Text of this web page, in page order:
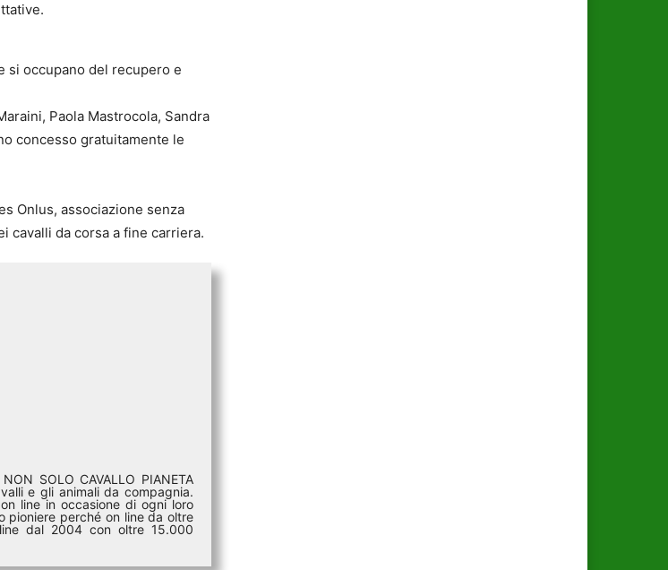
si occupano del recupero e
Paola Mastrocola, Sandra
concesso gratuitamente le
Onlus, associazione senza
cavalli da corsa a fine carriera.
SOLO CAVALLO PIANETA
e gli animali da compagnia.
line in occasione di ogni loro
pioniere perché on line da oltre
line dal 2004 con oltre 15.000